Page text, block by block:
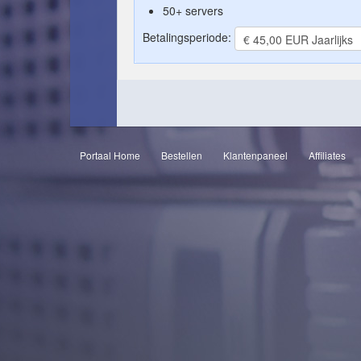
50+ servers
Betalingsperiode:
Portaal Home Bestellen Klantenpaneel Affiliates